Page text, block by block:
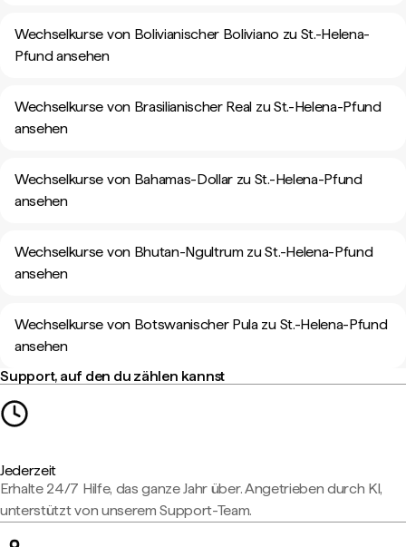
Wechselkurse von Bolivianischer Boliviano zu St.-Helena-
Pfund ansehen
Wechselkurse von Brasilianischer Real zu St.-Helena-Pfund
ansehen
Wechselkurse von Bahamas-Dollar zu St.-Helena-Pfund
ansehen
Wechselkurse von Bhutan-Ngultrum zu St.-Helena-Pfund
ansehen
Wechselkurse von Botswanischer Pula zu St.-Helena-Pfund
ansehen
Support, auf den du zählen kannst
Jederzeit
Erhalte 24/7 Hilfe, das ganze Jahr über. Angetrieben durch KI,
unterstützt von unserem Support-Team.